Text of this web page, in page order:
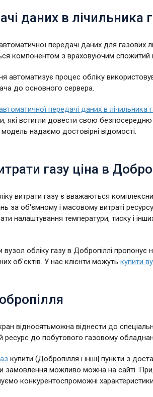
даних в лічильника
передачі даних для газових
компонентом з враховуючим спожитий
автоматизує процес обліку
до основного сервера.
передачі даних в лічильника
які встигли довести свою
надаємо достовірні відомості.
газу ціна в
витрати газу є вважаються
за об'ємному і масовому витраті
налаштування температури, тиску і
обліку газу в Добропіллі пропонує
об'єктів. У нас клієнти можутькупити
відносятьможна віднести до
до побутового газовому
купити (Добропілля і інші| пункти з
замовлення можливо можна на сайті.
конкурентоспроможні характеристики